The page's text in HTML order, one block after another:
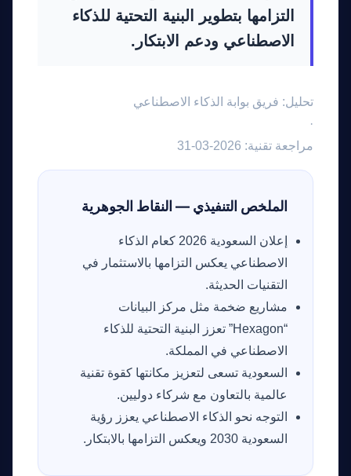
التزامها بتطوير البنية التحتية للذكاء
الاصطناعي ودعم الابتكار.
تحليل: فريق بوابة الذكاء الاصطناعي
·
مراجعة تقنية: 2026-03-31
الملخص التنفيذي — النقاط الجوهرية
إعلان السعودية 2026 كعام الذكاء
الاصطناعي يعكس التزامها بالاستثمار في
التقنيات الحديثة.
مشاريع ضخمة مثل مركز البيانات
“Hexagon” تعزز البنية التحتية للذكاء
الاصطناعي في المملكة.
السعودية تسعى لتعزيز مكانتها كقوة تقنية
عالمية بالتعاون مع شركاء دوليين.
التوجه نحو الذكاء الاصطناعي يعزز رؤية
السعودية 2030 ويعكس التزامها بالابتكار.